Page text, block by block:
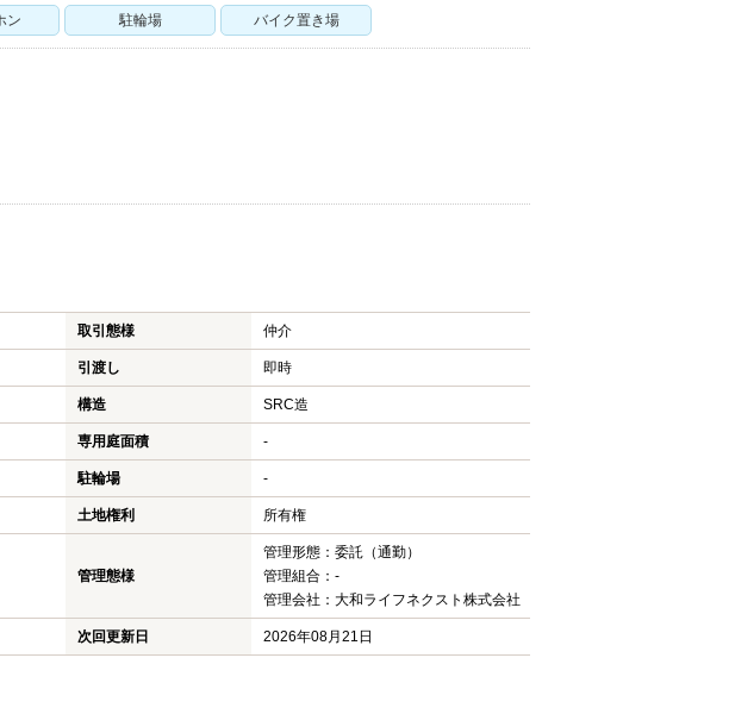
ン 駐輪場 バイク置き場
取引態様 仲介
引渡し 即時
構造 SRC造
専用庭面積 -
駐輪場 -
土地権利 所有権
管理態様
管理形態：委託（通勤）
管理組合：-
管理会社：大和ライフネクスト株式会社
次回更新日
2026年08月21日